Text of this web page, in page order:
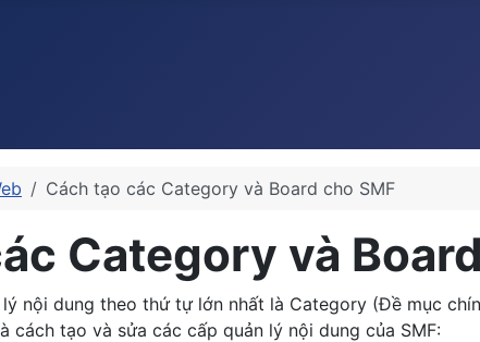
Cách tạo các Category và Board cho SMF
Category và
nội dung theo thứ tự lớn nhất là Category (Đề mục
cách tạo và sửa các cấp quản lý nội dung của SMF: